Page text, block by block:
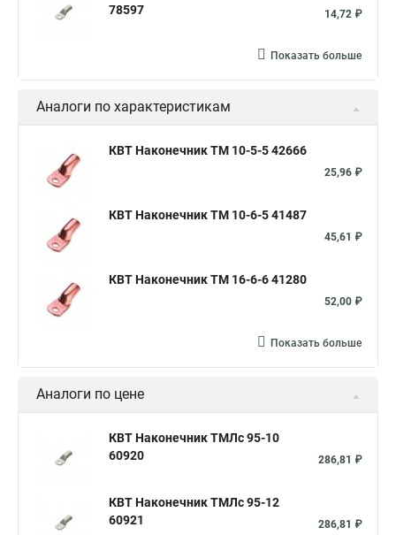
78597
14,72 ₽
Показать больше
Аналоги по характеристикам
КВТ Наконечник ТМ 10-5-5 42666
25,96 ₽
КВТ Наконечник ТМ 10-6-5 41487
45,61 ₽
КВТ Наконечник ТМ 16-6-6 41280
52,00 ₽
Показать больше
Аналоги по цене
КВТ Наконечник ТМЛс 95-10
60920
286,81 ₽
КВТ Наконечник ТМЛс 95-12
60921
286,81 ₽